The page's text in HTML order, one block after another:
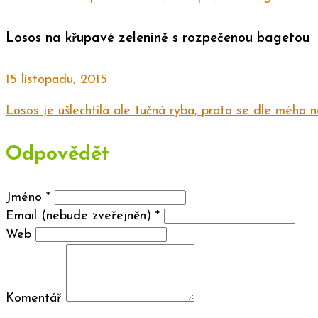
Losos na křupavé zelenině s rozpečenou bagetou
15 listopadu, 2015
Losos je ušlechtilá ale tučná ryba, proto se dle mého
Odpovědět
Jméno *
Email (nebude zveřejněn) *
Web
Komentář